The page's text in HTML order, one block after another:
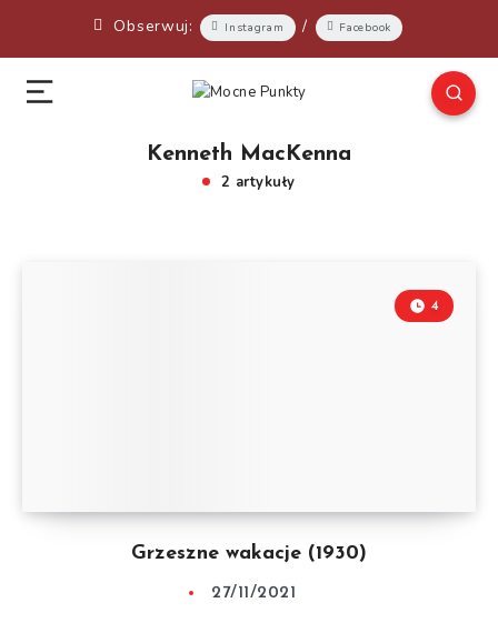
Obserwuj: Instagram / Facebook
Kenneth MacKenna
2 artykuły
Grzeszne wakacje (1930)
4
27/11/2021